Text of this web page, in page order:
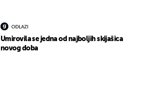
ODLAZI
Umirovila se jedna od najboljih skijašica
novog doba